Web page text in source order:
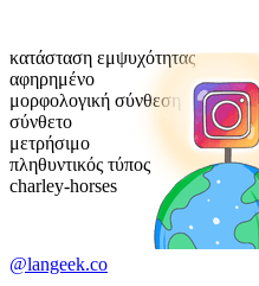
κατάσταση εμψυχότητας
αφηρημένο
μορφολογική σύνθεση
σύνθετο
μετρήσιμο
πληθυντικός τύπος
charley-horses
@langeek.co